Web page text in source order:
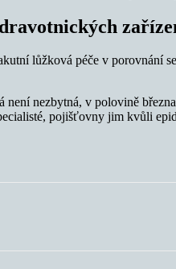
lůžková péče v porovnání
nezbytná, v polovině
pojišťovny jim kvůli